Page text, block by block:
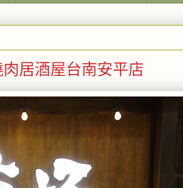
居酒屋台南安平店